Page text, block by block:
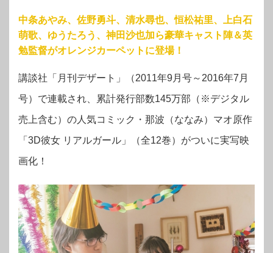
中条あやみ、佐野勇斗、清水尋也、恒松祐里、上白石
萌歌、ゆうたろう、神田沙也加ら豪華キャスト陣＆英
勉監督がオレンジカーペットに登場！
講談社「月刊デザート」（2011年9月号～2016年7月
号）で連載され、累計発行部数145万部（※デジタル
売上含む）の人気コミック・ 那波（ななみ）マオ原作
「3D彼女 リアルガール」（全12巻）がついに実写映
画化！